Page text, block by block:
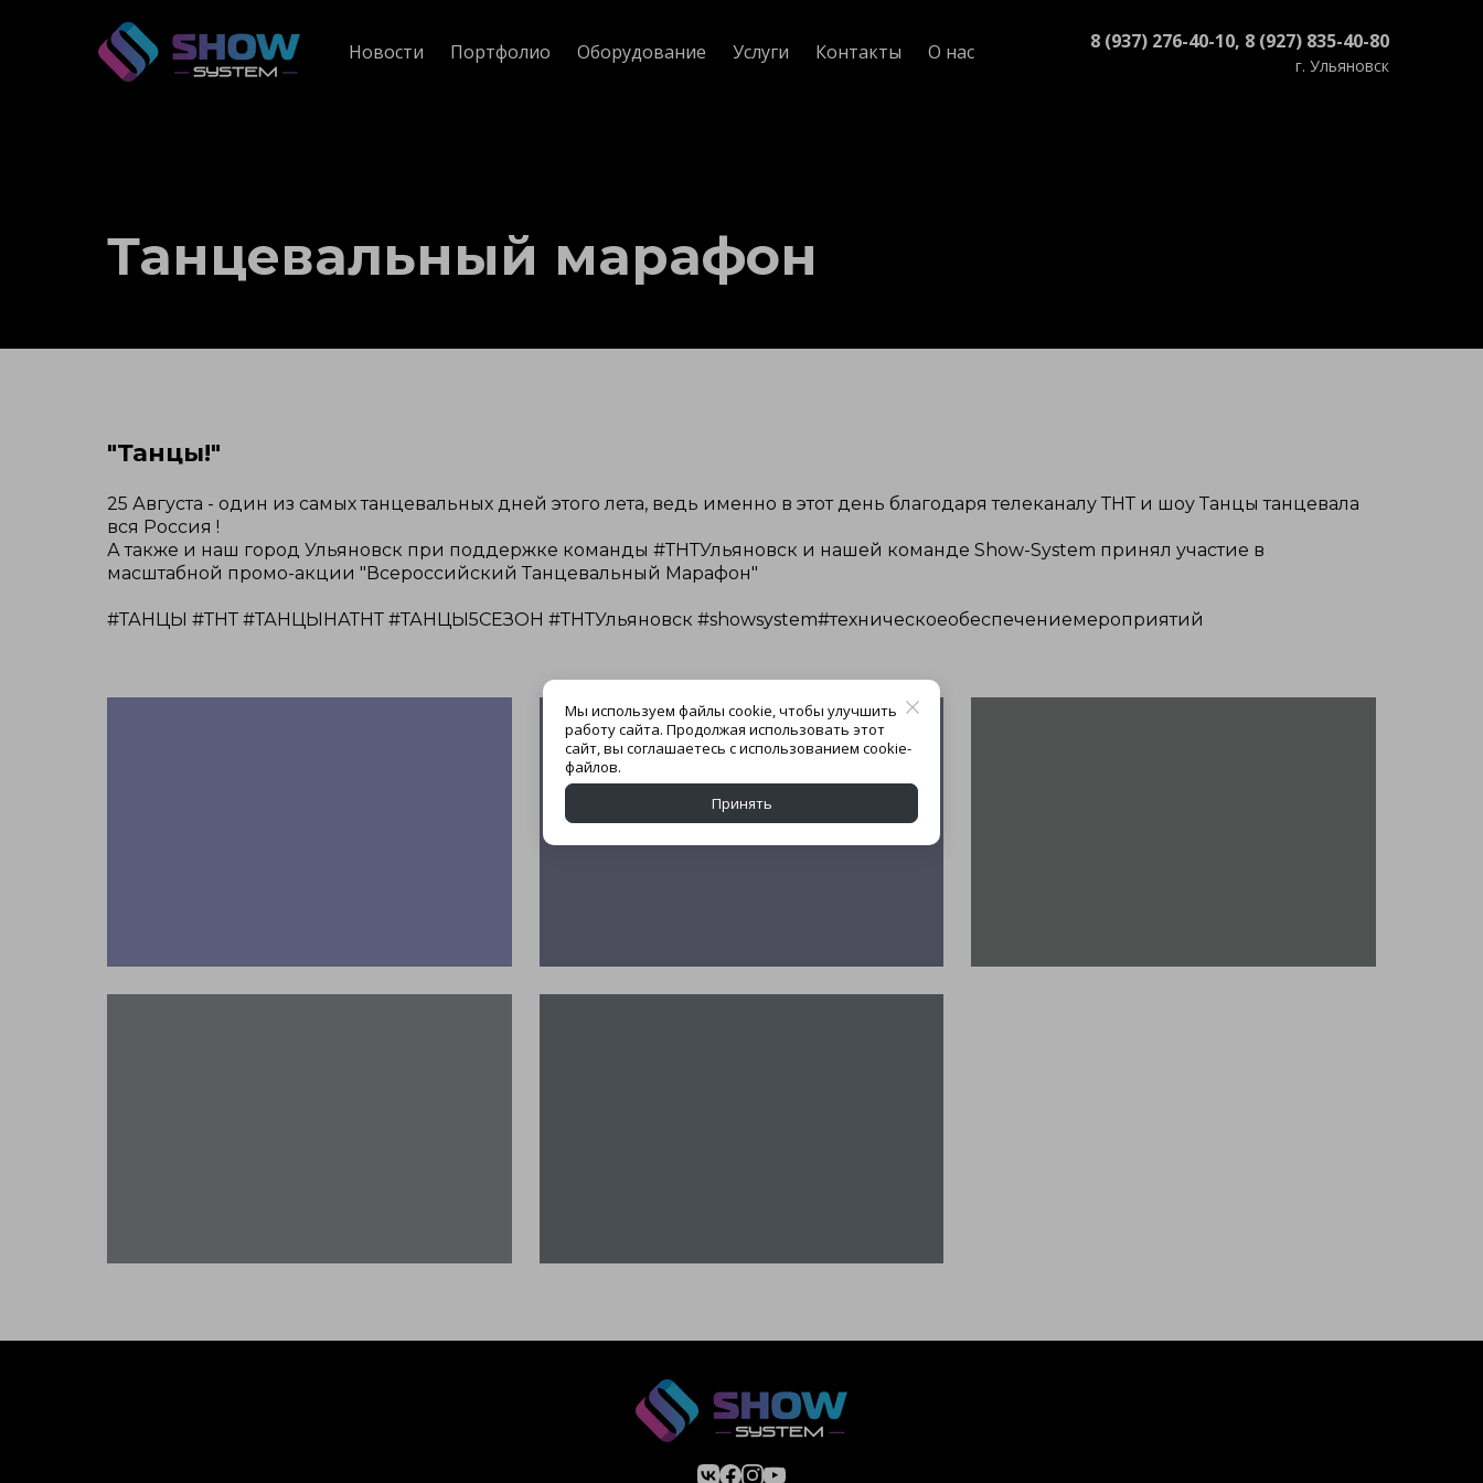
Новости Портфолио Оборудование Услуги Контакты О нас 8 (937) 276-40-10, 8 (927) 835-40-80
г. Ульяновск
Танцевальный марафон
"Танцы!"
25 Августа - один из самых танцевальных дней этого лета, ведь именно в этот день благодаря телеканалу ТНТ и шоу Танцы танцевала
вся Россия !
А также и наш город Ульяновск при поддержке команды #ТНТУльяновск и нашей команде Show-System принял участие в
масштабной промо-акции "Всероссийский Танцевальный Марафон"
#ТАНЦЫ #ТНТ #ТАНЦЫНАТНТ #ТАНЦЫ5СЕЗОН #ТНТУльяновск #showsystem#техническоеобеспечениемероприятий
Мы используем файлы cookie, чтобы улучшить
работу сайта. Продолжая использовать этот
сайт, вы соглашаетесь с использованием cookie-
файлов.
Принять